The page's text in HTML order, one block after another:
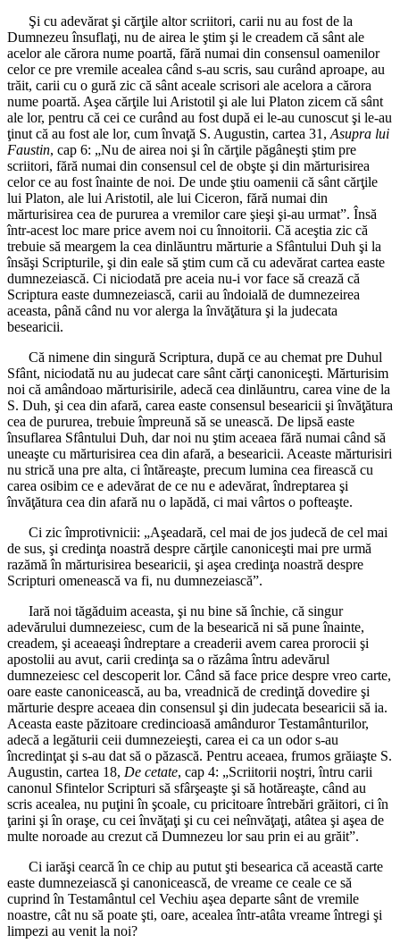
Şi cu adevărat şi cărţile altor scriitori, carii nu au fost de la
Dumnezeu însuflaţi, nu de airea le ştim şi le creadem că sânt ale
acelor ale cărora nume poartă, fără numai din consensul oamenilor
celor ce pre vremile acealea când s-au scris, sau curând aproape, au
trăit, carii cu o gură zic că sânt aceale scrisori ale acelora a cărora
nume poartă. Aşea cărţile lui Aristotil şi ale lui Platon zicem că sânt
ale lor, pentru că cei ce curând au fost după ei le-au cunoscut şi le-au
ţinut că au fost ale lor, cum învaţă S. Augustin, cartea 31, Asupra lui
Faustin, cap 6: „Nu de airea noi şi în cărţile păgâneşti ştim pre
scriitori, fără numai din consensul cel de obşte şi din mărturisirea
celor ce au fost înainte de noi. De unde ştiu oamenii că sânt cărţile
lui Platon, ale lui Aristotil, ale lui Ciceron, fără numai din
mărturisirea cea de pururea a vremilor care şieşi şi-au urmat”. Însă
într-acest loc mare price avem noi cu înnoitorii. Că aceştia zic că
trebuie să meargem la cea dinlăuntru mărturie a Sfântului Duh şi la
însăşi Scripturile, şi din eale să ştim cum că cu adevărat cartea easte
dumnezeiască. Ci niciodată pre aceia nu-i vor face să crează că
Scriptura easte dumnezeiască, carii au îndoială de dumnezeirea
aceasta, până când nu vor alerga la învăţătura şi la judecata
besearicii.
Că nimene din singură Scriptura, după ce au chemat pre Duhul
Sfânt, niciodată nu au judecat care sânt cărţi canoniceşti. Mărturisim
noi că amândoao mărturisirile, adecă cea dinlăuntru, carea vine de la
S. Duh, şi cea din afară, carea easte consensul besearicii şi învăţătura
cea de pururea, trebuie împreună să se unească. De lipsă easte
însuflarea Sfântului Duh, dar noi nu ştim aceaea fără numai când să
uneaşte cu mărturisirea cea din afară, a besearicii. Aceaste mărturisiri
nu strică una pre alta, ci întăreaşte, precum lumina cea firească cu
carea osibim ce e adevărat de ce nu e adevărat, îndreptarea şi
învăţătura cea din afară nu o lapădă, ci mai vârtos o pofteaşte.
Ci zic împrotivnicii: „Aşeadară, cel mai de jos judecă de cel mai
de sus, şi credinţa noastră despre cărţile canoniceşti mai pre urmă
razămă în mărturisirea besearicii, şi aşea credinţa noastră despre
Scripturi omenească va fi, nu dumnezeiască”.
Iară noi tăgăduim aceasta, şi nu bine să închie, că singur
adevărului dumnezeiesc, cum de la besearică ni să pune înainte,
creadem, şi aceaeaşi îndreptare a creaderii avem carea prorocii şi
apostolii au avut, carii credinţa sa o răzâma întru adevărul
dumnezeiesc cel descoperit lor. Când să face price despre vreo carte,
oare easte canonicească, au ba, vreadnică de credinţă dovedire şi
mărturie despre aceaea din consensul şi din judecata besearicii să ia.
Aceasta easte păzitoare credincioasă amânduror Testamânturilor,
adecă a legăturii ceii dumnezeieşti, carea ei ca un odor s-au
încredinţat şi s-au dat să o păzască. Pentru aceaea, frumos grăiaşte S.
Augustin, cartea 18, De cetate, cap 4: „Scriitorii noştri, întru carii
canonul Sfintelor Scripturi să sfârşeaşte şi să hotăreaşte, când au
scris acealea, nu puţini în şcoale, cu pricitoare întrebări grăitori, ci în
ţarini şi în oraşe, cu cei învăţaţi şi cu cei neînvăţaţi, atâtea şi aşea de
multe noroade au crezut că Dumnezeu lor sau prin ei au grăit”.
Ci iarăşi cearcă în ce chip au putut şti besearica că această carte
easte dumnezeiască şi canonicească, de vreame ce ceale ce să
cuprind în Testamântul cel Vechiu aşea departe sânt de vremile
noastre, cât nu să poate şti, oare, acealea într-atâta vreame întregi şi
limpezi au venit la noi?